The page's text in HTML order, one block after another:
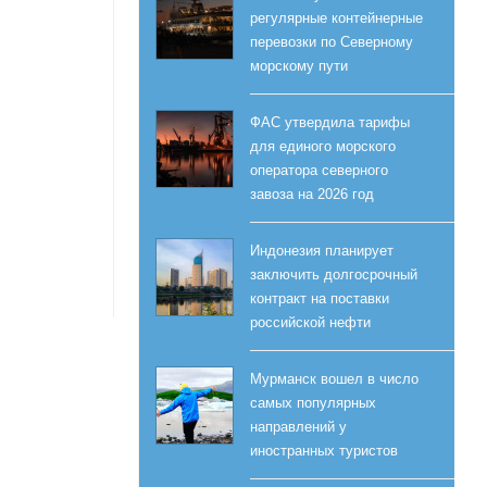
регулярные контейнерные
перевозки по Северному
морскому пути
ФАС утвердила тарифы
для единого морского
оператора северного
завоза на 2026 год
Индонезия планирует
заключить долгосрочный
контракт на поставки
российской нефти
Мурманск вошел в число
самых популярных
направлений у
иностранных туристов